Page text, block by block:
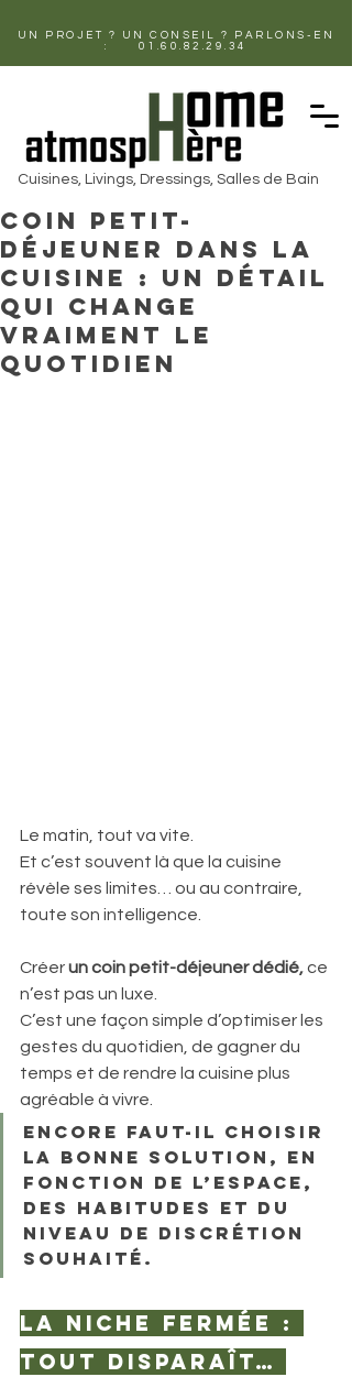
UN PROJET ? UN CONSEIL ? PARLONS-EN
: 01.60.82.29.34
Cuisines, Livings, Dressings, Salles de Bain
Coin petit-
déjeuner dans la
cuisine : un détail
qui change
vraiment le
quotidien
Le matin, tout va vite.
Et c’est souvent là que la cuisine
révèle ses limites… ou au contraire,
toute son intelligence.
Créer un coin petit-déjeuner dédié, ce
n’est pas un luxe.
C’est une façon simple d’optimiser les
gestes du quotidien, de gagner du
temps et de rendre la cuisine plus
agréable à vivre.
Encore faut-il choisir
la bonne solution, en
fonction de l’espace,
des habitudes et du
niveau de discrétion
souhaité.
La niche fermée :
tout disparaît…